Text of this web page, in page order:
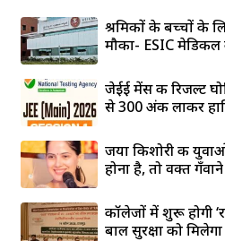
श्रमिकों के बच्चों के
मौका- ESIC
जेईई मेंस की रिजल्ट
से 300 अंक लाकर
जया किशोरी की
होना है, तो वक्त
कॉलेजों में शुरू होगी
बाल सुरक्षा को